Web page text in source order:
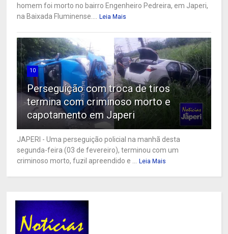
homem foi morto no bairro Engenheiro Pedreira, em Japeri,
na Baixada Fluminense....
Leia Mais
10
Perseguição com troca de tiros
termina com criminoso morto e
capotamento em Japeri
JAPERI - Uma perseguição policial na manhã desta
segunda-feira (03 de fevereiro), terminou com um
criminoso morto, fuzil apreendido e ...
Leia Mais